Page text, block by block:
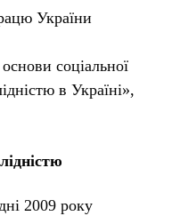
України
соціальної
в Україні»,
2009 року